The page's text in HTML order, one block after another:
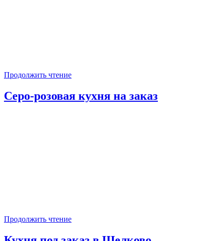
Продолжить чтение
Серо-розовая кухня на заказ
Продолжить чтение